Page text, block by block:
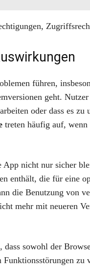
führen,
geht.
oder dass es zu
treten häufig auf, wenn
nicht nur sicher
enthält, die für eine
die Benutzung von
mehr mit neueren
sowohl der
zu